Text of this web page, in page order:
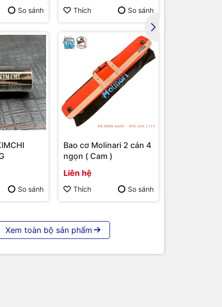
So sánh Thích So sánh
So sánh
Bao cơ Molinari 2 cán 4
ngọn ( Cam )
Liên hệ
Thích So sánh
Xem toàn bộ sản phẩm